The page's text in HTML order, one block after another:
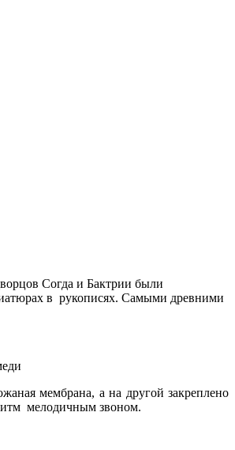
Согда и Бактрии были
в рукописях. Самыми древними
мембрана, а на другой закреплено
мелодичным звоном.